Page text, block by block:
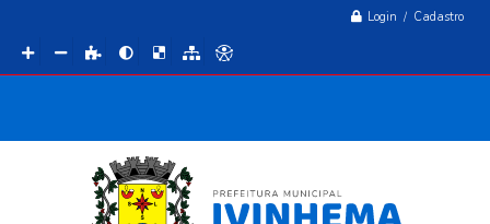
Login / Cadastro